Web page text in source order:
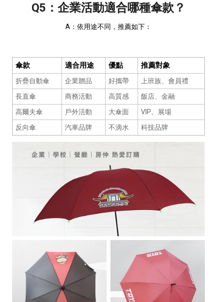
Q5：企業活動適合哪種傘款？
A：依用途不同，推薦如下：
傘款 適合用途 優點 推薦對象
折疊自動傘 企業贈品 好攜帶
上班族、會員禮
長直傘
商務活動 高質感
飯店、金融
高爾夫傘
戶外活動 大傘面
VIP、展場
反向傘
汽車品牌 不滴水 科技品牌